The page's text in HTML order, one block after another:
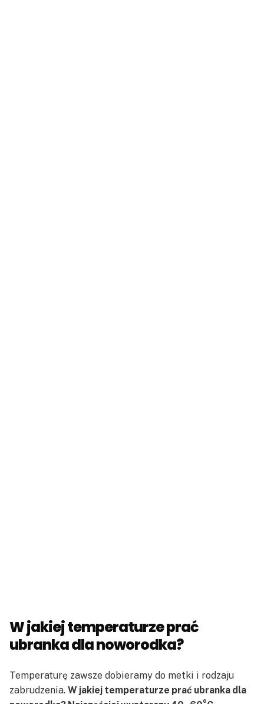
W jakiej temperaturze prać
ubranka dla noworodka?
Temperaturę zawsze dobieramy do metki i rodzaju
zabrudzenia. W jakiej temperaturze prać ubranka dla